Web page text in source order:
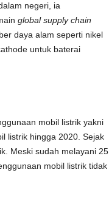
negeri, ia
global supply chain
daya alam seperti nikel
untuk baterai
mobil listrik yakni
listrik hingga 2020. Sejak
Meski sudah melayani 25
mobil listrik tidak